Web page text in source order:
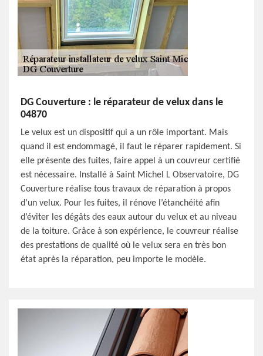
DG Couverture : le réparateur de velux dans le
04870
Le velux est un dispositif qui a un rôle important. Mais
quand il est endommagé, il faut le réparer rapidement. Si
elle présente des fuites, faire appel à un couvreur certifié
est nécessaire. Installé à Saint Michel L Observatoire, DG
Couverture réalise tous travaux de réparation à propos
d’un velux. Pour les fuites, il rénove l’étanchéité afin
d’éviter les dégâts des eaux autour du velux et au niveau
de la toiture. Grâce à son expérience, le couvreur réalise
des prestations de qualité où le velux sera en très bon
état après la réparation, peu importe le modèle.